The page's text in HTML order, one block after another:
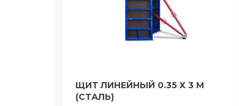
ЩИТ ЛИНЕЙНЫЙ 0.35 X 3 М
(СТАЛЬ)